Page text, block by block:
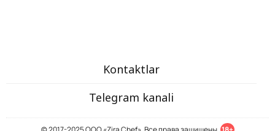
Kontaktlar
Telegram kanali